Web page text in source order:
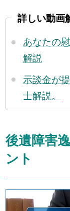
詳しい動画
あなたの
解説
示談金が
士解説。
後遺障害
ント